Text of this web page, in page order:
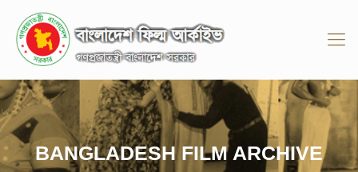
BANGLADESH FILM ARCHIVE